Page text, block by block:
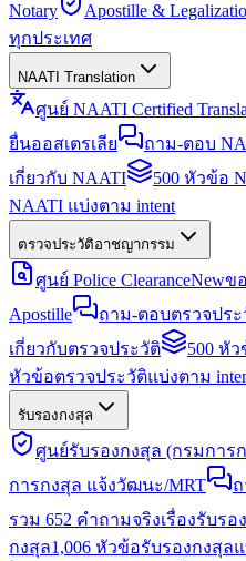
Notary
Apostille &
ทุกประเทศ
NAATI Translation
ศูนย์ NAATI Certified
ยื่นออสเตรเลีย
ถาม-ตอบ
เกี่ยวกับ NAATI
500 หัวข้อ
NAATI แบ่งตาม intent
ตรวจประวัติอาชญากรรม
ศูนย์ Police ClearanceNewข
Apostille
ถาม-ตอบตรวจประ
เกี่ยวกับตรวจประวัติ
500 หั
หัวข้อตรวจประวัติแบ่งตาม
รับรองกงสุล
ศูนย์รับรองกงสุล (กรมการ
การกงสุล แจ้งวัฒนะ/MRT
รวม 652 คำถามจริงเรื่องรับรอ
กงสุล1,006 หัวข้อรับรองกงสุล